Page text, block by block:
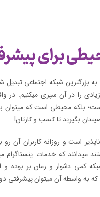
برای
به بزرگترین شبکه اجتماعی
را در آن سپری میکنیم. در
بلکه محیطی است که میتوان
بگیرید تا کسب و کارتان!
است و روزانه کاربران آن
میدانند که خدمات اینستاگرام
کمی دشوار و زمان بر بوده و
که به واسطه آن میتوان پیشرفتی